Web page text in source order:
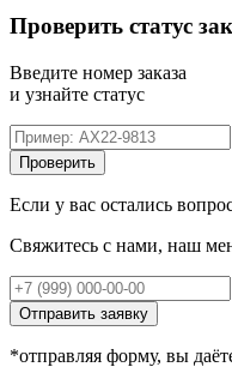
Проверить статус
Введите номер заказа
и узнайте статус
Проверить
Если у вас остались
Свяжитесь с нами, наш
Отправить заявку
*отправляя форму, вы